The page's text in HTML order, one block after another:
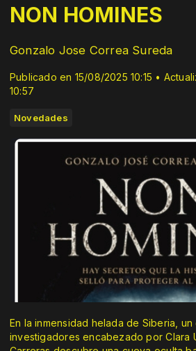
NON HOMINES
Gonzalo Jose Correa Sureda
Publicado en 15/08/2025 10:15 •
10:57
Novedades
En la inmensidad helada de Siberia,
investigadores encabezado por Clara